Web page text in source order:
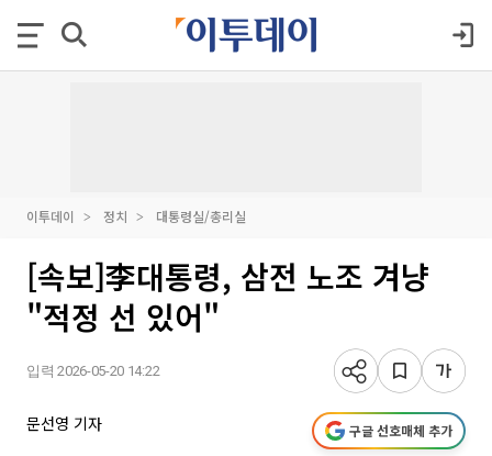
이투데이 정치 대통령실/총리실
[속보]李대통령, 삼전 노조 겨냥
"적정 선 있어"
입력 2026-05-20 14:22
문선영 기자 구글 선호매체 추가